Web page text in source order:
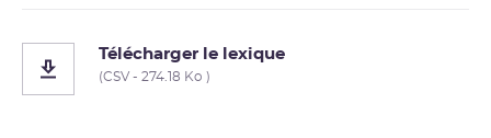
Télécharger le lexique
(CSV - 274.18 Ko )